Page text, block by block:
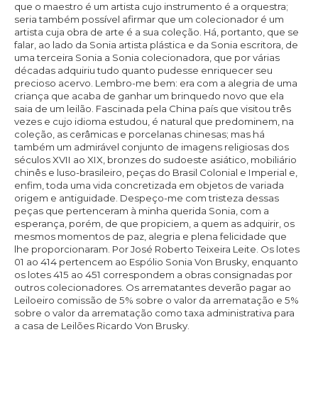
que o maestro é um artista cujo instrumento é a orquestra;
seria também possível afirmar que um colecionador é um
artista cuja obra de arte é a sua coleção. Há, portanto, que se
falar, ao lado da Sonia artista plástica e da Sonia escritora, de
uma terceira Sonia a Sonia colecionadora, que por várias
décadas adquiriu tudo quanto pudesse enriquecer seu
precioso acervo. Lembro-me bem: era com a alegria de uma
criança que acaba de ganhar um brinquedo novo que ela
saia de um leilão. Fascinada pela China país que visitou três
vezes e cujo idioma estudou, é natural que predominem, na
coleção, as cerâmicas e porcelanas chinesas; mas há
também um admirável conjunto de imagens religiosas dos
séculos XVII ao XIX, bronzes do sudoeste asiático, mobiliário
chinês e luso-brasileiro, peças do Brasil Colonial e Imperial e,
enfim, toda uma vida concretizada em objetos de variada
origem e antiguidade. Despeço-me com tristeza dessas
peças que pertenceram à minha querida Sonia, com a
esperança, porém, de que propiciem, a quem as adquirir, os
mesmos momentos de paz, alegria e plena felicidade que
lhe proporcionaram. Por José Roberto Teixeira Leite. Os lotes
01 ao 414 pertencem ao Espólio Sonia Von Brusky, enquanto
os lotes 415 ao 451 correspondem a obras consignadas por
outros colecionadores. Os arrematantes deverão pagar ao
Leiloeiro comissão de 5% sobre o valor da arrematação e 5%
sobre o valor da arrematação como taxa administrativa para
a casa de Leilões Ricardo Von Brusky.